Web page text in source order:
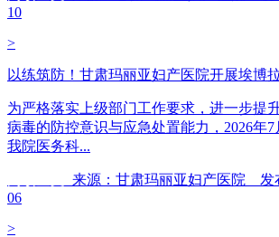
10
>
以练筑防！甘肃玛丽亚妇产医院开展埃博
为严格落实上级部门工作要求，进一步提
病毒的防控意识与应急处置能力，2026年7
我院医务科...
来源：甘肃玛丽亚妇产医院 发
06
>